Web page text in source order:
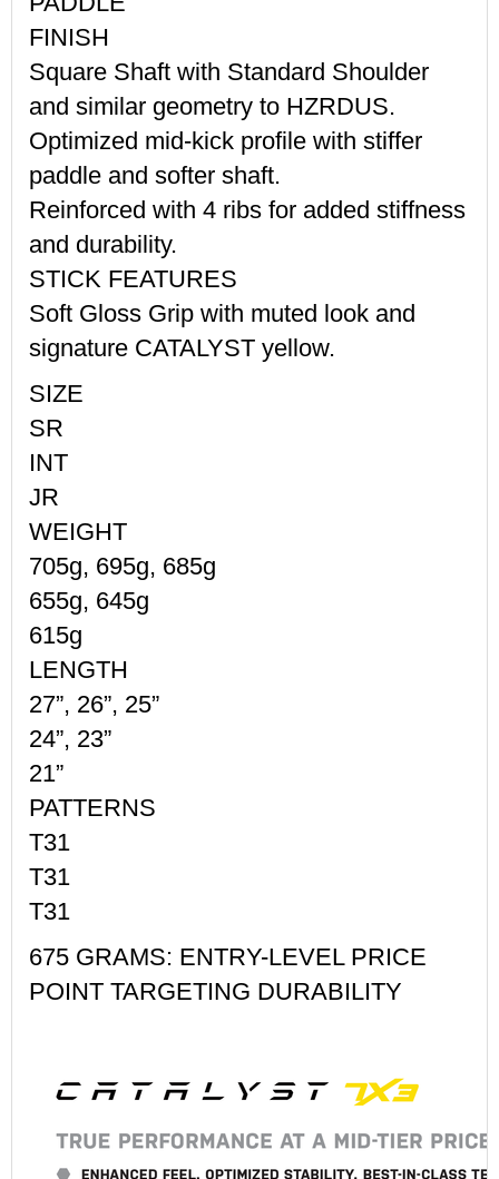
FINISH
Square Shaft with Standard Shoulder
and similar geometry to HZRDUS.
Optimized mid-kick profile with stiffer
paddle and softer shaft.
Reinforced with 4 ribs for added stiffness
and durability.
STICK FEATURES
Soft Gloss Grip with muted look and
signature CATALYST yellow.
SIZE
SR
INT
JR
WEIGHT
705g, 695g, 685g
655g, 645g
615g
LENGTH
27”, 26”, 25”
24”, 23”
21”
PATTERNS
T31
T31
T31
675 GRAMS: ENTRY-LEVEL PRICE
POINT TARGETING DURABILITY